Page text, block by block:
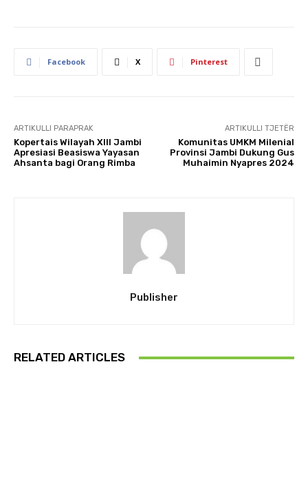
Facebook X Pinterest
ARTIKULLI PARAPRAK
Kopertais Wilayah XIII Jambi
Apresiasi Beasiswa Yayasan
Ahsanta bagi Orang Rimba
ARTIKULLI TJETËR
Komunitas UMKM Milenial
Provinsi Jambi Dukung Gus
Muhaimin Nyapres 2024
Publisher
RELATED ARTICLES